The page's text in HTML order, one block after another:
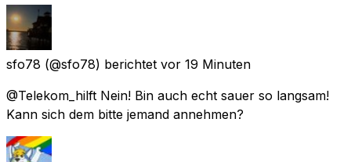
sfo78 (@sfo78) berichtet vor 19 Minuten
@Telekom_hilft Nein! Bin auch echt sauer so langsam!
Kann sich dem bitte jemand annehmen?